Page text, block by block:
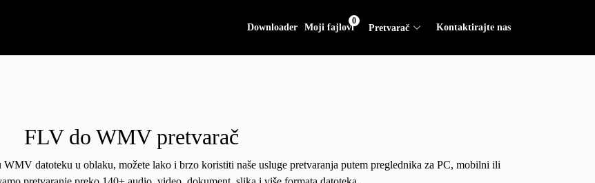
Downloader Moji fajlovi
0
Pretvarač Kontaktirajte nas
FLV do WMV pretvarač
datoteku u oblaku, možete lako i brzo koristiti naše usluge pretvaranja putem preglednika za PC, mobilni ili